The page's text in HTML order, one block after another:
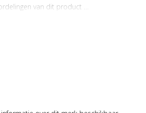
van dit product …